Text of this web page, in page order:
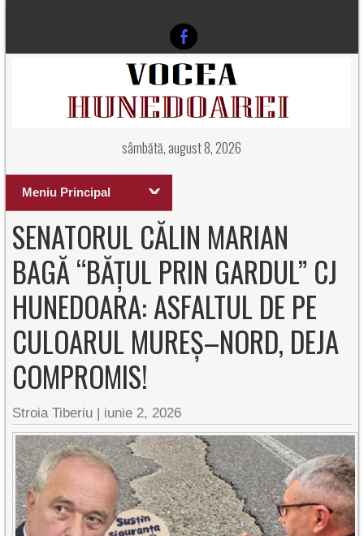
sâmbătă, august 8, 2026
Meniu Principal
SENATORUL CĂLIN MARIAN
BAGĂ “BĂȚUL PRIN GARDUL” CJ
HUNEDOARA: ASFALTUL DE PE
CULOARUL MUREȘ–NORD, DEJA
COMPROMIS!
Stroia Tiberiu | iunie 2, 2026